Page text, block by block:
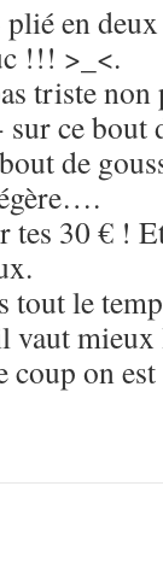
en deux
!!! >_<.
triste non
ce bout
de
tes 30 € !
le
vaut
coup on